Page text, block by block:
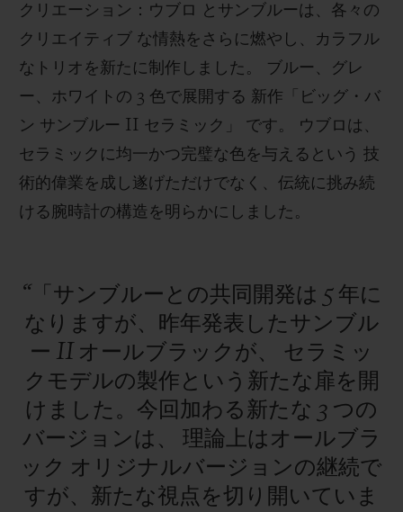
クリエーション：ウブロ とサンブルーは、各々の
クリエイティブ な情熱をさらに燃やし、カラフル
なトリオを新たに制作しました。 ブルー、グレ
ー、ホワイトの 3 色で展開する 新作「ビッグ・バ
ン サンブルー II セラミック」 です。 ウブロは、
セラミックに均一かつ完璧な色を与えるという 技
術的偉業を成し遂げただけでなく、伝統に挑み続
ける腕時計の構造を明らかにしました。
“「サンブルーとの共同開発は 5 年に
なりますが、昨年発表したサンブル
ー II オールブラックが、 セラミッ
クモデルの製作という新たな扉を開
けました。今回加わる新たな 3 つの
バージョンは、 理論上はオールブラ
ック オリジナルバージョンの継続で
すが、新たな視点を切り開いていま
ブティック検索